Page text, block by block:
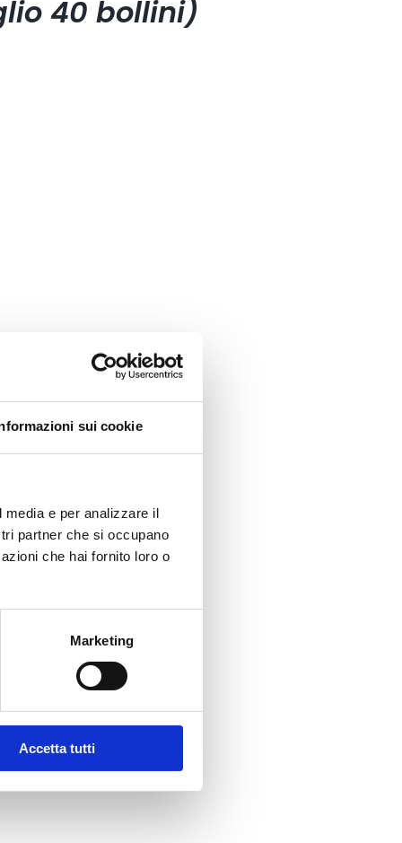
sui cookie
e per analizzare il
partner che si occupano
che hai fornito loro o
Marketing
Accetta tutti
40 bollini)